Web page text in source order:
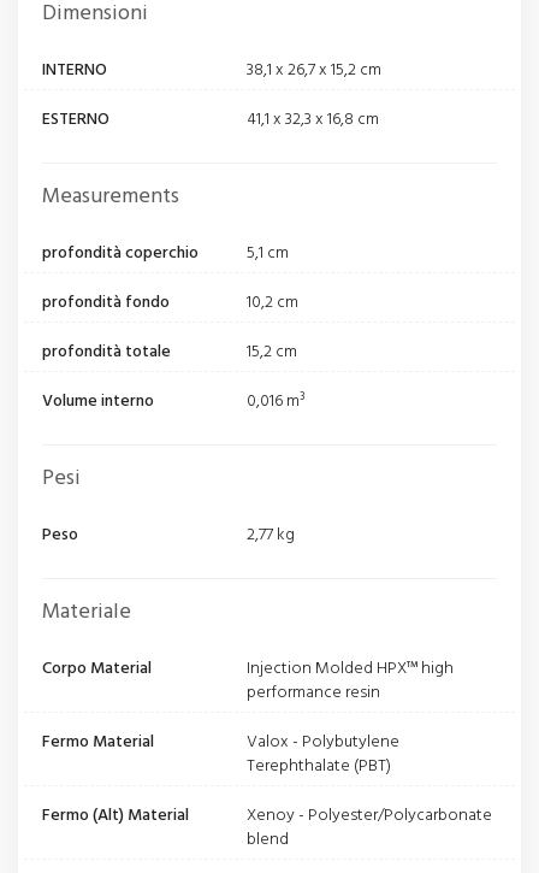
Dimensioni
INTERNO
38,1 x 26,7 x 15,2 cm
ESTERNO
41,1 x 32,3 x 16,8 cm
Measurements
profondità coperchio
5,1 cm
profondità fondo
10,2 cm
profondità totale
15,2 cm
Volume interno
0,016 m³
Pesi
Peso 2,77 kg
Materiale
Corpo Material
Injection Molded HPX™ high
performance resin
Fermo Material
Valox - Polybutylene
Terephthalate (PBT)
Fermo (Alt) Material
Xenoy - Polyester/Polycarbonate
blend